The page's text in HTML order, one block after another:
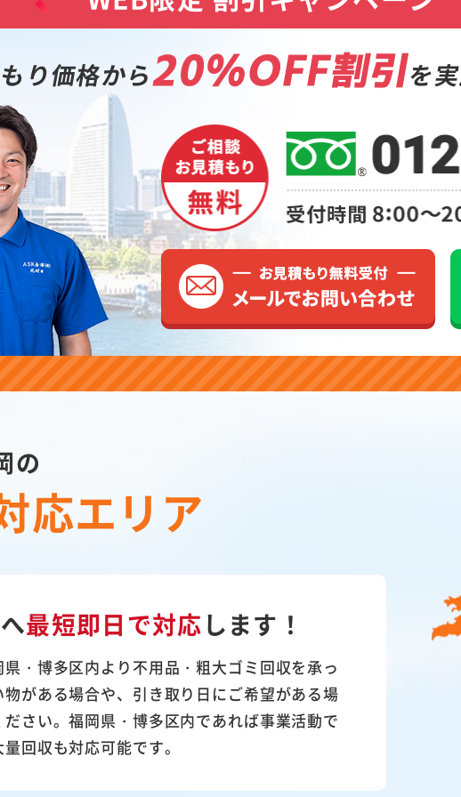
り価格から20%OFF割引を
の
応エリア
最短即日で対応します！
・博多区内より不用品・粗大ゴミ回収を承っ
がある場合や、引き取り日にご希望がある場
さい。福岡県・博多区内であれば事業活動で
回収も対応可能です。